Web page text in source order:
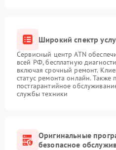
Широкий спектр
Сервисный центр ATN
всей РФ, бесплатную
включая срочный ремонт.
статус ремонта онлайн. Также
постгарантийное
службы техники
Оригинальные
безопасное